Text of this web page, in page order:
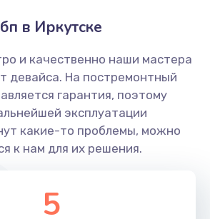
в Иркутске
и качественно наши мастера
девайса. На постремонтный
гарантия, поэтому
эксплуатации
какие-то проблемы, можно
к нам для их решения.
5